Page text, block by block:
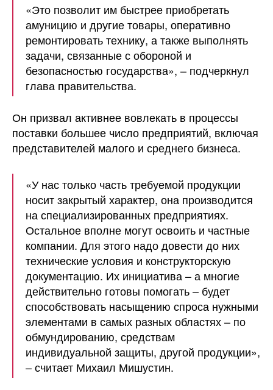
«Это позволит им быстрее приобретать
амуницию и другие товары, оперативно
ремонтировать технику, а также выполнять
задачи, связанные с обороной и
безопасностью государства», – подчеркнул
глава правительства.
Он призвал активнее вовлекать в процессы
поставки большее число предприятий, включая
представителей малого и среднего бизнеса.
«У нас только часть требуемой продукции
носит закрытый характер, она производится
на специализированных предприятиях.
Остальное вполне могут освоить и частные
компании. Для этого надо довести до них
технические условия и конструкторскую
документацию. Их инициатива – а многие
действительно готовы помогать – будет
способствовать насыщению спроса нужными
элементами в самых разных областях – по
обмундированию, средствам
индивидуальной защиты, другой продукции»,
– считает Михаил Мишустин.